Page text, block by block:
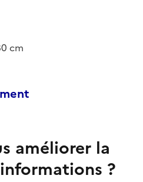
cm
améliorer la
?